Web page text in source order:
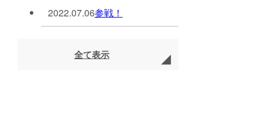
2022.07.06参戦！
全て表示